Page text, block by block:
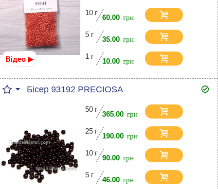
Відео ▶
10 г
60.00
5 г
35.00
1 г
10.00
Бісер 93192 PRECIOSA
50 г
365.00
25 г
190.00
10 г
90.00
5 г
46.00